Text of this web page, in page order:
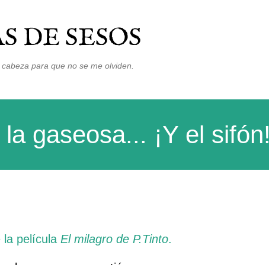
DE SESOS
para que no se me olviden.
gaseosa... ¡Y el sifón!
la película El milagro de P.Tinto.